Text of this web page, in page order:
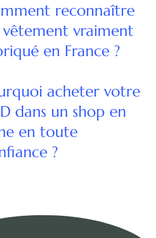
reconnaître
vraiment
en France ?
acheter votre
dans un shop en
en toute
?